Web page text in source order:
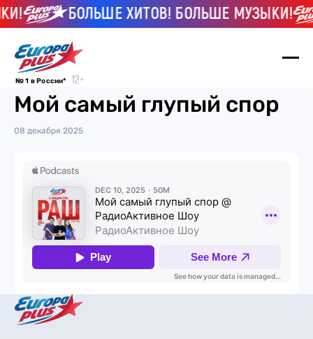
БОЛЬШЕ ХИТОВ! БОЛЬШЕ МУЗЫКИ!
№ 1 в России*
Мой самый глупый спор
08 декабря 2025